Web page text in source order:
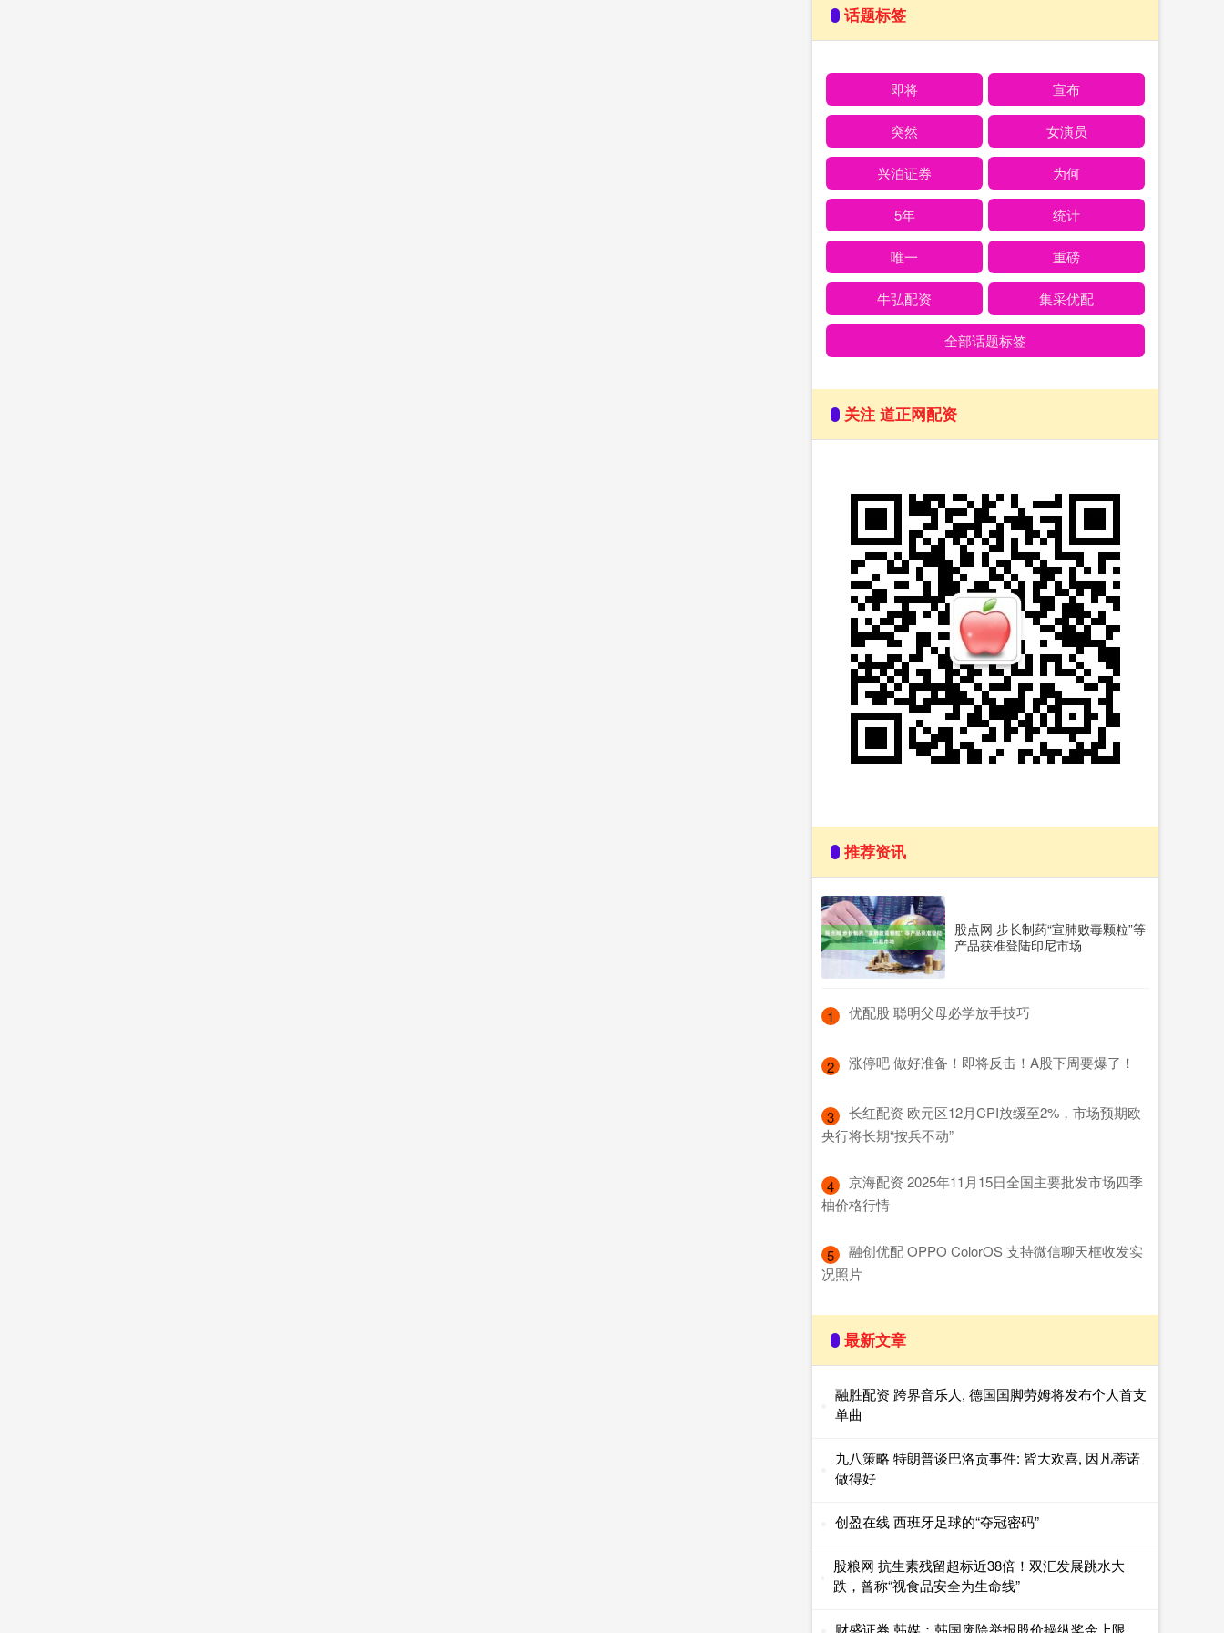
话题标签
即将 宣布
突然 女演员
兴泊证券 为何
5年 统计
唯一 重磅
牛弘配资 集采优配
全部话题标签
关注 道正网配资
推荐资讯
股点网 步长制药“宣肺败毒颗粒”等
产品获准登陆印尼市场
1 ​优配股 聪明父母必学放手技巧
2 ​涨停吧 做好准备！即将反击！A股下周要爆了！
3
​长红配资 欧元区12月CPI放缓至2%，市场预期欧
央行将长期“按兵不动”
4
​京海配资 2025年11月15日全国主要批发市场四季
柚价格行情
5
​融创优配 OPPO ColorOS 支持微信聊天框收发实
况照片
最新文章
融胜配资 跨界音乐人, 德国国脚劳姆将发布个人首支
单曲
九八策略 特朗普谈巴洛贡事件: 皆大欢喜, 因凡蒂诺
做得好
创盈在线 西班牙足球的“夺冠密码”
股粮网 抗生素残留超标近38倍！双汇发展跳水大
跌，曾称“视食品安全为生命线”
财盛证券 韩媒：韩国废除举报股价操纵奖金上限